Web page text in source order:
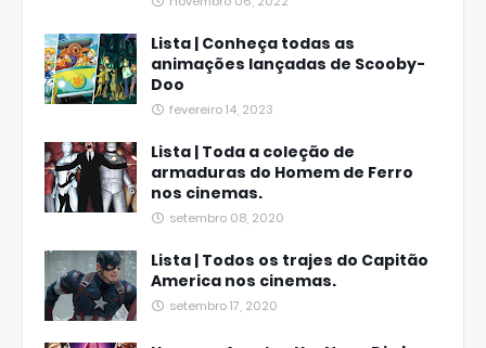
Lista | Conheça todas as
animações lançadas de Scooby-
Doo
fevereiro 14, 2023
Lista | Toda a coleção de
armaduras do Homem de Ferro
nos cinemas.
setembro 08, 2020
Lista | Todos os trajes do Capitão
America nos cinemas.
setembro 17, 2020